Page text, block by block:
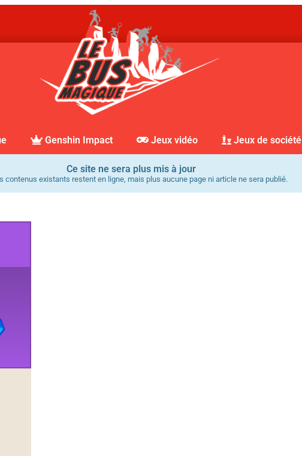
Genshin Impact Jeux vidéo Jeux de société
Ce site ne sera plus mis à jour
contenus existants restent en ligne, mais plus aucune page ni article ne sera publié.